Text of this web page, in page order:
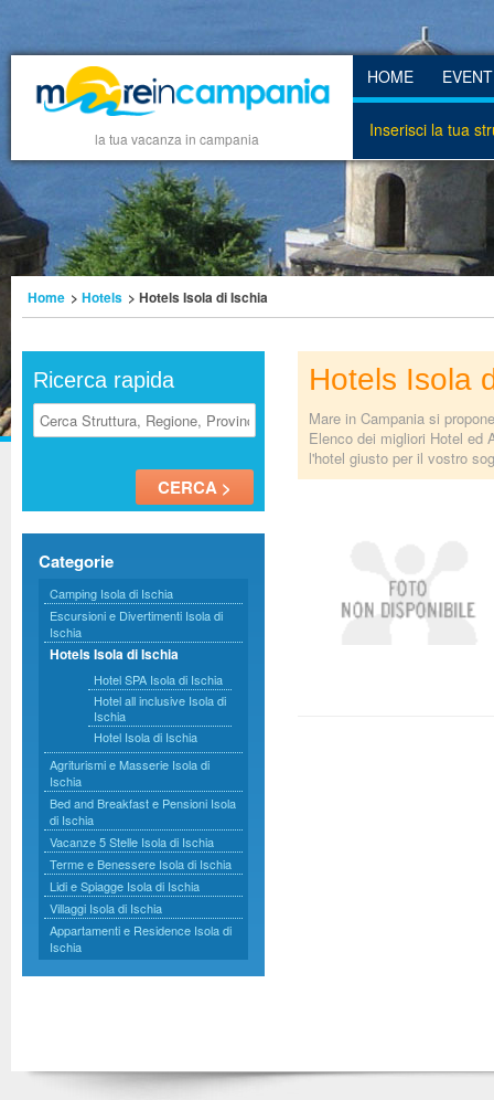
la tua vacanza in campania
HOME
Inserisci la tua
Home > Hotels > Hotels Isola di Ischia
Ricerca rapida
Categorie
Camping Isola di Ischia
Escursioni e Divertimenti Isola di
Ischia
Hotels Isola di Ischia
Hotel SPA Isola di Ischia
Hotel all inclusive Isola di
Ischia
Hotel Isola di Ischia
Agriturismi e Masserie Isola di
Ischia
Bed and Breakfast e Pensioni Isola
di Ischia
Vacanze 5 Stelle Isola di Ischia
Terme e Benessere Isola di Ischia
Lidi e Spiagge Isola di Ischia
Villaggi Isola di Ischia
Appartamenti e Residence Isola di
Ischia
Hotels Isola
Mare in Campania si
Elenco dei migliori Hotel ed
l'hotel giusto per il vostro